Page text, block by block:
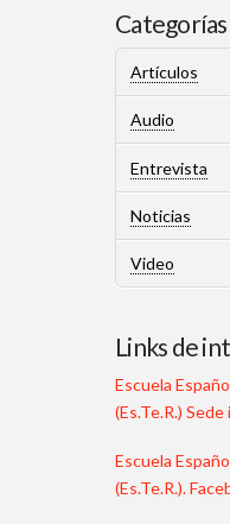
Categorías
Artículos
Audio
Entrevista
Noticias
Video
Links de
Escuela
(Es.Te.R.)
Escuela
(Es.Te.R.).